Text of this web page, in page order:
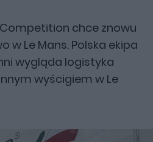
Competition chce znowu
w Le Mans. Polska ekipa
wygląda logistyka
wyścigiem w Le